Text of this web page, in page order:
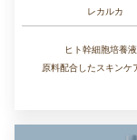
レカルカ
ヒト幹細胞培養
原料配合したスキンケ